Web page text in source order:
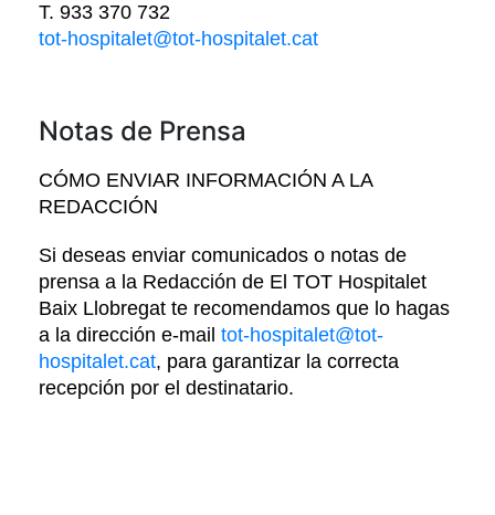
T. 933 370 732
tot-hospitalet@tot-hospitalet.cat
Notas de Prensa
CÓMO ENVIAR INFORMACIÓN A LA
REDACCIÓN
Si deseas enviar comunicados o notas de
prensa a la Redacción de El TOT Hospitalet
Baix Llobregat te recomendamos que lo hagas
a la dirección e-mail tot-hospitalet@tot-
hospitalet.cat, para garantizar la correcta
recepción por el destinatario.